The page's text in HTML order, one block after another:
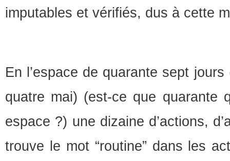
imputables et vérifiés, dus à cette
En l’espace de quarante sept
quatre mai) (est-ce que quarante
espace ?) une dizaine d’actions,
trouve le mot “routine” dans les